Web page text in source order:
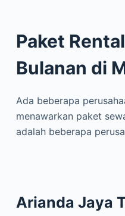
Paket
Bulanan di
Ada beberapa
menawarkan paket
adalah beberapa
Arianda Jaya